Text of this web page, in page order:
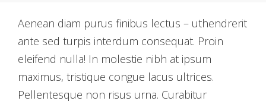
Aenean diam purus finibus lectus – uthendrerit
ante sed turpis interdum consequat. Proin
eleifend nulla! In molestie nibh at ipsum
maximus, tristique congue lacus ultrices.
Pellentesque non risus urna. Curabitur